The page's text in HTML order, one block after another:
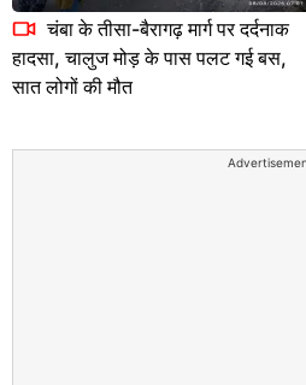
चंबा के तीसा-बैरागढ़ मार्ग पर दर्दनाक
हादसा, चालुज मोड़ के पास पलट गई बस,
सात लोगों की मौत